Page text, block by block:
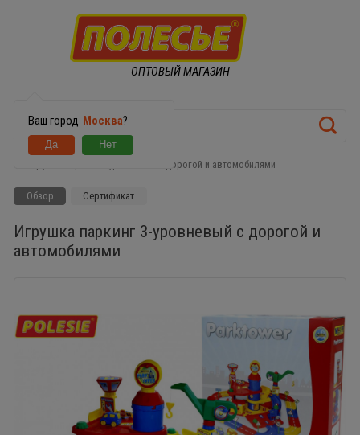
ОПТОВЫЙ МАГАЗИН
Ваш город Москва?
Игрушка паркинг 3-уровневый с дорогой и автомобилями
Обзор Сертификат
Игрушка паркинг 3-уровневый с дорогой и
автомобилями